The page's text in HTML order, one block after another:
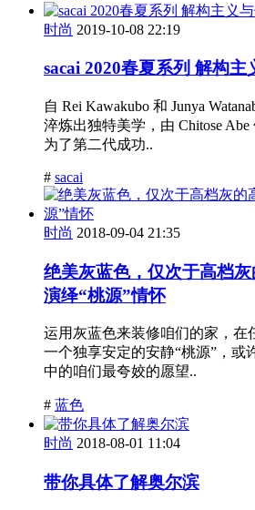
时尚 2019-10-08 22:19
sacai 2020春夏系列 解构
自 Rei Kawakubo 和 Junya
淬炼出独特美学，由 Chitose
为了第二代成功..
# sacai
时尚 2018-09-04 21:35
绝美灰蓝色，仅次于高档
演绎“桃源”情怀
运用灰蓝色来装修咱们的家，在
一个独享安定的安静“桃源”，或
中的咱们最夸姣的愿望..
# 蓝色
时尚 2018-08-01 11:04
带你具体了解奥尔滨